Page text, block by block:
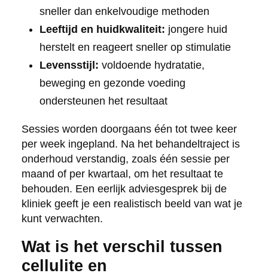
sneller dan enkelvoudige methoden
Leeftijd en huidkwaliteit: jongere huid
herstelt en reageert sneller op stimulatie
Levensstijl: voldoende hydratatie,
beweging en gezonde voeding
ondersteunen het resultaat
Sessies worden doorgaans één tot twee keer
per week ingepland. Na het behandeltraject is
onderhoud verstandig, zoals één sessie per
maand of per kwartaal, om het resultaat te
behouden. Een eerlijk adviesgesprek bij de
kliniek geeft je een realistisch beeld van wat je
kunt verwachten.
Wat is het verschil tussen
cellulite en